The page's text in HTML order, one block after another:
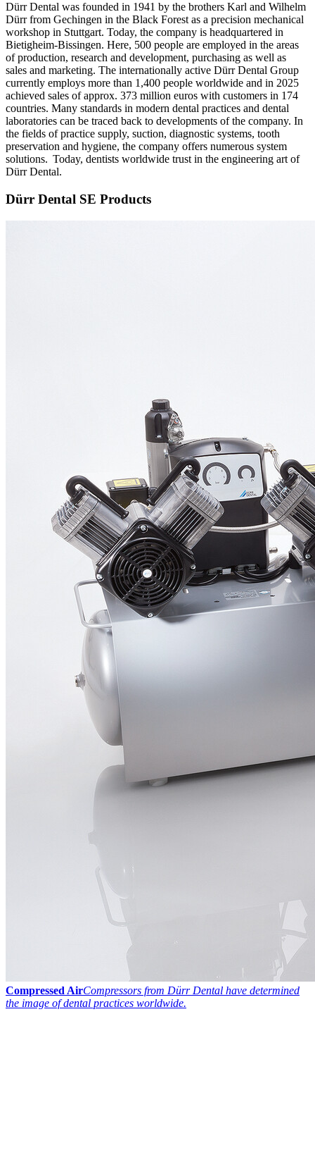
Dürr Dental was founded in 1941 by the brothers Karl and Wilhelm
Dürr from Gechingen in the Black Forest as a precision mechanical
workshop in Stuttgart. Today, the company is headquartered in
Bietigheim-Bissingen. Here, 500 people are employed in the areas
of production, research and development, purchasing as well as
sales and marketing. The internationally active Dürr Dental Group
currently employs more than 1,400 people worldwide and in 2025
achieved sales of approx. 373 million euros with customers in 174
countries. Many standards in modern dental practices and dental
laboratories can be traced back to developments of the company. In
the fields of practice supply, suction, diagnostic systems, tooth
preservation and hygiene, the company offers numerous system
solutions. Today, dentists worldwide trust in the engineering art of
Dürr Dental.
Dürr Dental SE Products
Compressed AirCompressors from Dürr Dental have determined
the image of dental practices worldwide.